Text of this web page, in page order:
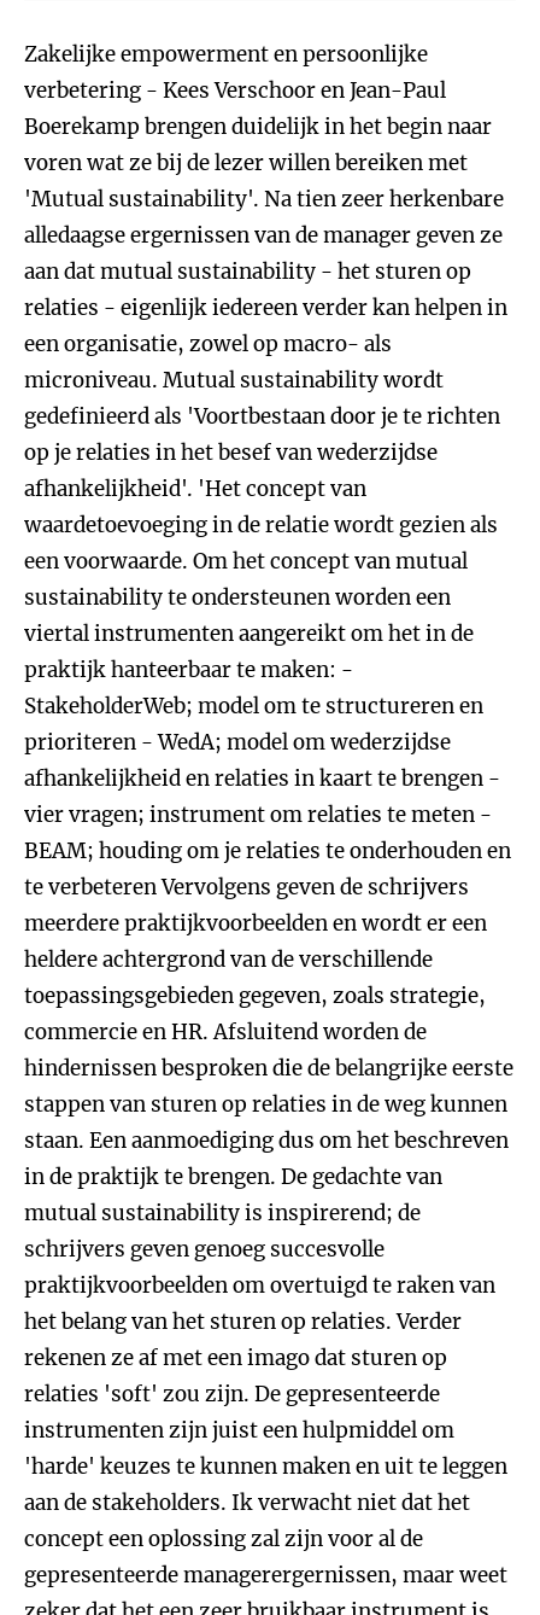
Zakelijke empowerment en persoonlijke
verbetering - Kees Verschoor en Jean-Paul
Boerekamp brengen duidelijk in het begin naar
voren wat ze bij de lezer willen bereiken met
'Mutual sustainability'. Na tien zeer herkenbare
alledaagse ergernissen van de manager geven ze
aan dat mutual sustainability - het sturen op
relaties - eigenlijk iedereen verder kan helpen in
een organisatie, zowel op macro- als
microniveau. Mutual sustainability wordt
gedefinieerd als 'Voortbestaan door je te richten
op je relaties in het besef van wederzijdse
afhankelijkheid'. 'Het concept van
waardetoevoeging in de relatie wordt gezien als
een voorwaarde. Om het concept van mutual
sustainability te ondersteunen worden een
viertal instrumenten aangereikt om het in de
praktijk hanteerbaar te maken: -
StakeholderWeb; model om te structureren en
prioriteren - WedA; model om wederzijdse
afhankelijkheid en relaties in kaart te brengen -
vier vragen; instrument om relaties te meten -
BEAM; houding om je relaties te onderhouden en
te verbeteren Vervolgens geven de schrijvers
meerdere praktijkvoorbeelden en wordt er een
heldere achtergrond van de verschillende
toepassingsgebieden gegeven, zoals strategie,
commercie en HR. Afsluitend worden de
hindernissen besproken die de belangrijke eerste
stappen van sturen op relaties in de weg kunnen
staan. Een aanmoediging dus om het beschreven
in de praktijk te brengen. De gedachte van
mutual sustainability is inspirerend; de
schrijvers geven genoeg succesvolle
praktijkvoorbeelden om overtuigd te raken van
het belang van het sturen op relaties. Verder
rekenen ze af met een imago dat sturen op
relaties 'soft' zou zijn. De gepresenteerde
instrumenten zijn juist een hulpmiddel om
'harde' keuzes te kunnen maken en uit te leggen
aan de stakeholders. Ik verwacht niet dat het
concept een oplossing zal zijn voor al de
gepresenteerde managerergernissen, maar weet